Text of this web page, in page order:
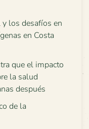
los desafíos en
en Costa
que el impacto
la salud
después
de la